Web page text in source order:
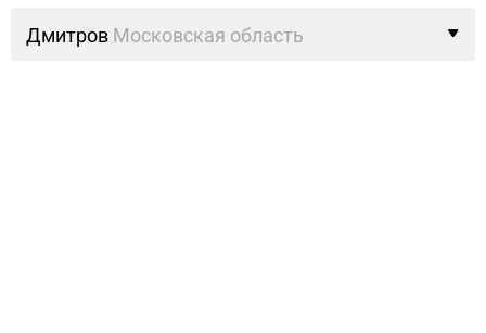
Дмитров Московская область